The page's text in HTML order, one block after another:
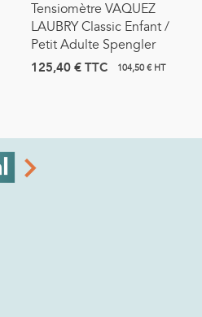
Tensiomètre VAQUEZ
LAUBRY Classic Enfant /
Petit Adulte Spengler
125,40 €TTC 104,50 € HT